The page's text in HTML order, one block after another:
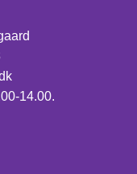
14.00.